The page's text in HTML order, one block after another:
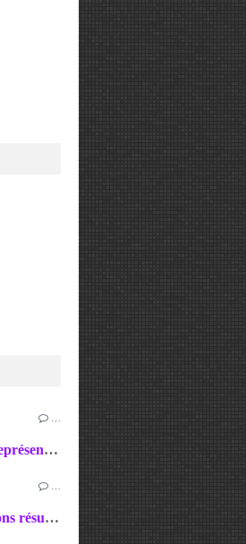
09-10/05 : 2scr/hcp Rodez : belle représentation du club + un 300 de Seb !
11-12/04 : Master 1 scr/hp - très bons résultats dans l'ensemble et un 300 de Nico !